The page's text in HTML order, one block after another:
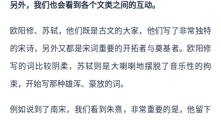
另外，我们也会看到各个文类之间的互动。
欧阳修、苏轼，他们既是古文的大家，他们写了非常独特
的宋诗，另外又都是宋词重要的开拓者与奠基者。欧阳修
写的词比较阴柔，苏轼则是大喇喇地摆脱了音乐性的拘
束，开始写那种雄浑、豪放的词。
例如说到了南宋，我们看到朱熹，非常重要的是，他留下